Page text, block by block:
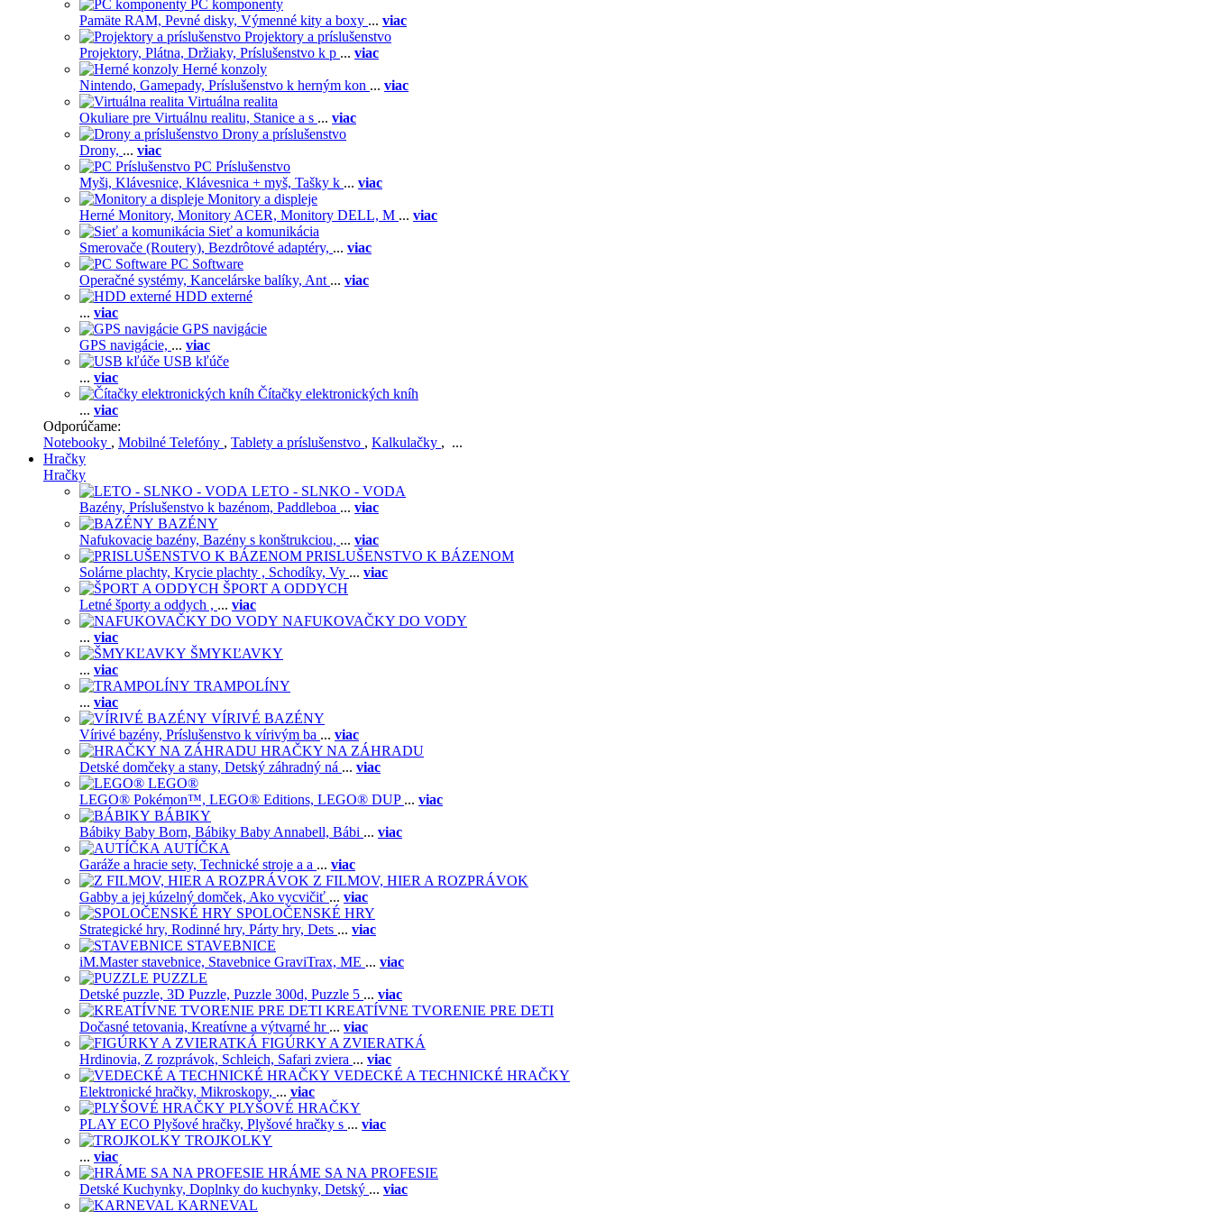
PC komponenty
Pamäte RAM, Pevné disky, Výmenné kity a boxy ... viac
Projektory a príslušenstvo
Projektory, Plátna, Držiaky, Príslušenstvo k p ... viac
Herné konzoly
Nintendo, Gamepady, Príslušenstvo k herným kon ... viac
Virtuálna realita
Okuliare pre Virtuálnu realitu, Stanice a s ... viac
Drony a príslušenstvo
Drony, ... viac
PC Príslušenstvo
Myši, Klávesnice, Klávesnica + myš, Tašky k ... viac
Monitory a displeje
Herné Monitory, Monitory ACER, Monitory DELL, M ... viac
Sieť a komunikácia
Smerovače (Routery), Bezdrôtové adaptéry, ... viac
PC Software
Operačné systémy, Kancelárske balíky, Ant ... viac
HDD externé
... viac
GPS navigácie
GPS navigácie, ... viac
USB kľúče
... viac
Čítačky elektronických kníh
... viac
Odporúčame:
Notebooky , Mobilné Telefóny , Tablety a príslušenstvo , Kalkulačky , ...
Hračky
Hračky
LETO - SLNKO - VODA
Bazény, Príslušenstvo k bazénom, Paddleboa ... viac
BAZÉNY
Nafukovacie bazény, Bazény s konštrukciou, ... viac
PRISLUŠENSTVO K BÁZENOM
Solárne plachty, Krycie plachty , Schodíky, Vy ... viac
ŠPORT A ODDYCH
Letné športy a oddych , ... viac
NAFUKOVAČKY DO VODY
... viac
ŠMYKĽAVKY
... viac
TRAMPOLÍNY
... viac
VÍRIVÉ BAZÉNY
Vírivé bazény, Príslušenstvo k vírivým ba ... viac
HRAČKY NA ZÁHRADU
Detské domčeky a stany, Detský záhradný ná ... viac
LEGO®
LEGO® Pokémon™, LEGO® Editions, LEGO® DUP ... viac
BÁBIKY
Bábiky Baby Born, Bábiky Baby Annabell, Bábi ... viac
AUTÍČKA
Garáže a hracie sety, Technické stroje a a ... viac
Z FILMOV, HIER A ROZPRÁVOK
Gabby a jej kúzelný domček, Ako vycvičiť ... viac
SPOLOČENSKÉ HRY
Strategické hry, Rodinné hry, Párty hry, Dets ... viac
STAVEBNICE
iM.Master stavebnice, Stavebnice GraviTrax, ME ... viac
PUZZLE
Detské puzzle, 3D Puzzle, Puzzle 300d, Puzzle 5 ... viac
KREATÍVNE TVORENIE PRE DETI
Dočasné tetovania, Kreatívne a výtvarné hr ... viac
FIGÚRKY A ZVIERATKÁ
Hrdinovia, Z rozprávok, Schleich, Safari zviera ... viac
VEDECKÉ A TECHNICKÉ HRAČKY
Elektronické hračky, Mikroskopy, ... viac
PLYŠOVÉ HRAČKY
PLAY ECO Plyšové hračky, Plyšové hračky s ... viac
TROJKOLKY
... viac
HRÁME SA NA PROFESIE
Detské Kuchynky, Doplnky do kuchynky, Detský ... viac
KARNEVAL